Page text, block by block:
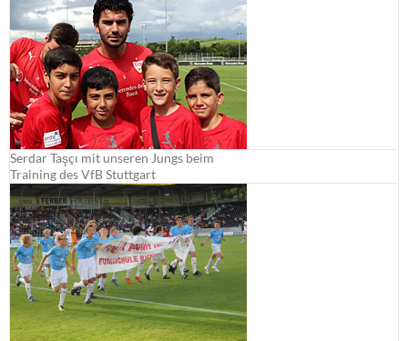
Serdar Taşçı mit unseren Jungs beim
Training des VfB Stuttgart